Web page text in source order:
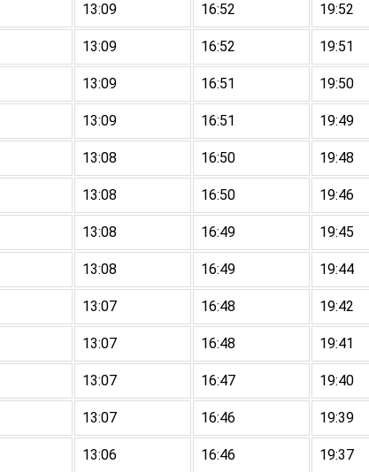
13:09 16:52 19:52
13:09 16:52 19:51
13:09 16:51 19:50
13:09 16:51 19:49
13:08 16:50 19:48
13:08 16:50 19:46
13:08 16:49 19:45
13:08 16:49 19:44
13:07 16:48 19:42
13:07 16:48 19:41
13:07 16:47 19:40
13:07 16:46 19:39
13:06 16:46 19:37